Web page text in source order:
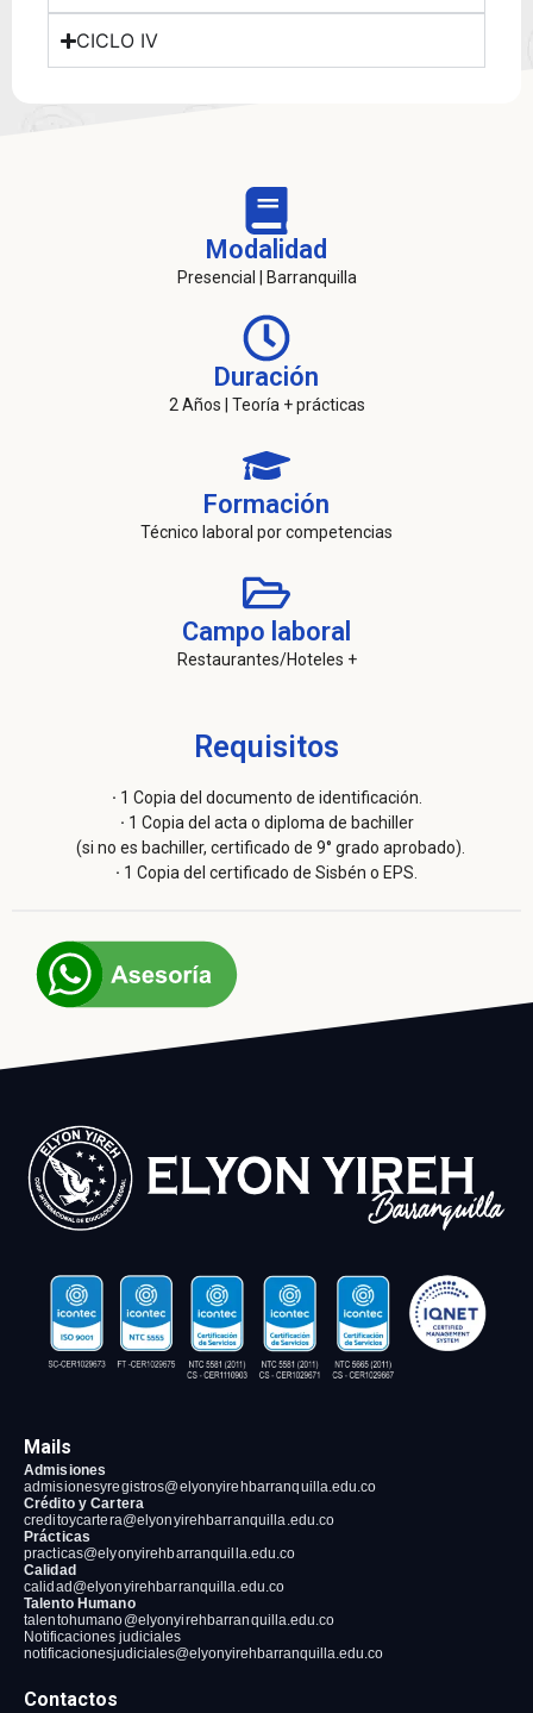
CICLO IV
Modalidad
Presencial | Barranquilla
Duración
2 Años | Teoría + prácticas
Formación
Técnico laboral por competencias
Campo laboral
Restaurantes/Hoteles +
Requisitos
· 1 Copia del documento de identificación.
· 1 Copia del acta o diploma de bachiller
(si no es bachiller, certificado de 9° grado aprobado).
· 1 Copia del certificado de Sisbén o EPS.
Mails
Admisiones
admisionesyregistros@elyonyirehbarranquilla.edu.co
Crédito y Cartera
creditoycartera@elyonyirehbarranquilla.edu.co
Prácticas
practicas@elyonyirehbarranquilla.edu.co
Calidad
calidad@elyonyirehbarranquilla.edu.co
Talento Humano
talentohumano@elyonyirehbarranquilla.edu.co
Notificaciones judiciales
notificacionesjudiciales@elyonyirehbarranquilla.edu.co
Contactos